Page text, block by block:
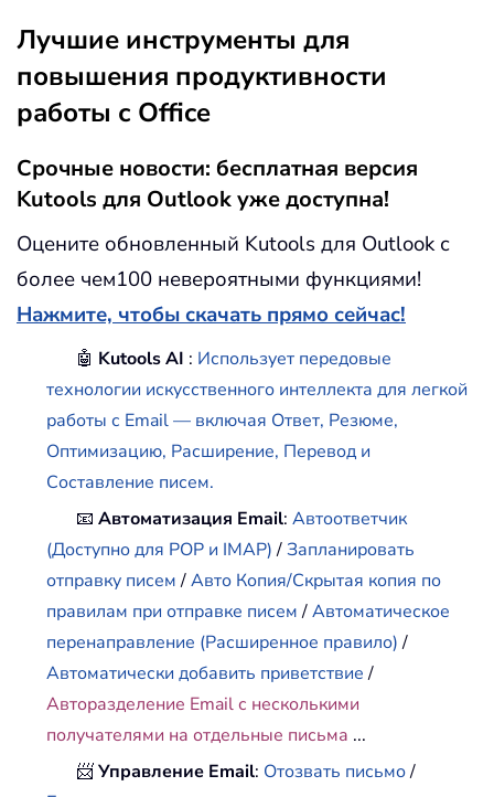
Лучшие инструменты для
повышения продуктивности
работы с Office
Срочные новости: бесплатная версия
Kutools для Outlook уже доступна!
Оцените обновленный Kutools для Outlook с
более чем100 невероятными функциями!
Нажмите, чтобы скачать прямо сейчас!
🤖 Kutools AI : Использует передовые
технологии искусственного интеллекта для легкой
работы с Email — включая Ответ, Резюме,
Оптимизацию, Расширение, Перевод и
Составление писем.
📧Автоматизация Email:Автоответчик
(Доступно для POP и IMAP)/Запланировать
отправку писем/Авто Копия/Скрытая копия по
правилам при отправке писем/Автоматическое
перенаправление (Расширенное правило)/
Автоматически добавить приветствие/
Авторазделение Email с несколькими
получателями на отдельные письма ...
📨Управление Email: Отозвать письмо/